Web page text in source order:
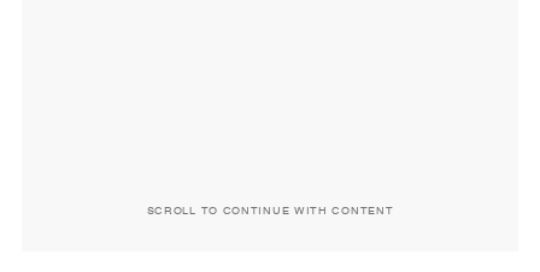
SCROLL TO CONTINUE WITH CONTENT